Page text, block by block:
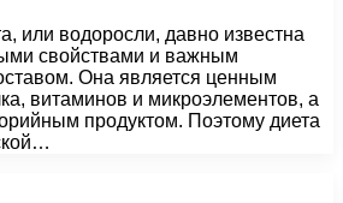
или водоросли, давно известна
свойствами и важным
Она является ценным
витаминов и микроэлементов, а
продуктом. Поэтому диета